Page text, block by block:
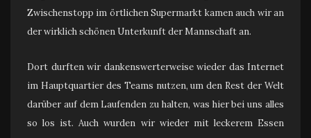
Zwischenstopp im örtlichen Supermarkt kamen auch wir an
der wirklich schönen Unterkunft der Mannschaft an.
Dort durften wir dankenswerterweise wieder das Internet
im Hauptquartier des Teams nutzen, um den Rest der Welt
darüber auf dem Laufenden zu halten, was hier bei uns alles
so los ist. Auch wurden wir wieder mit leckerem Essen